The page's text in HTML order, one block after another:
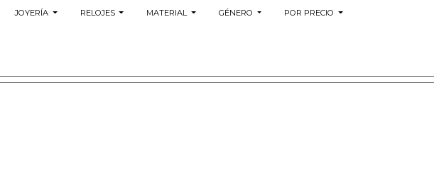
JOYERÍA RELOJES MATERIAL GÉNERO POR PRECIO